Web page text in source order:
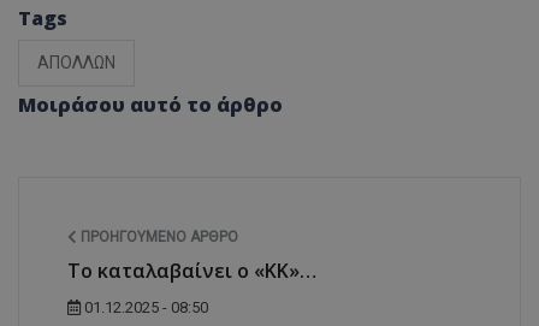
Tags
ΑΠΟΛΛΩΝ
Μοιράσου αυτό το άρθρο
ΠΡΟΗΓΟΎΜΕΝΟ ΆΡΘΡΟ
Το καταλαβαίνει ο «ΚΚ»…
01.12.2025 - 08:50